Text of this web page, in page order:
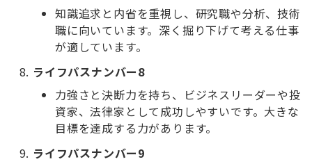
知識追求と内省を重視し、研究職や分析、技術
職に向いています。深く掘り下げて考える仕事
が適しています。
ライフパスナンバー8
力強さと決断力を持ち、ビジネスリーダーや投
資家、法律家として成功しやすいです。大きな
目標を達成する力があります。
ライフパスナンバー9